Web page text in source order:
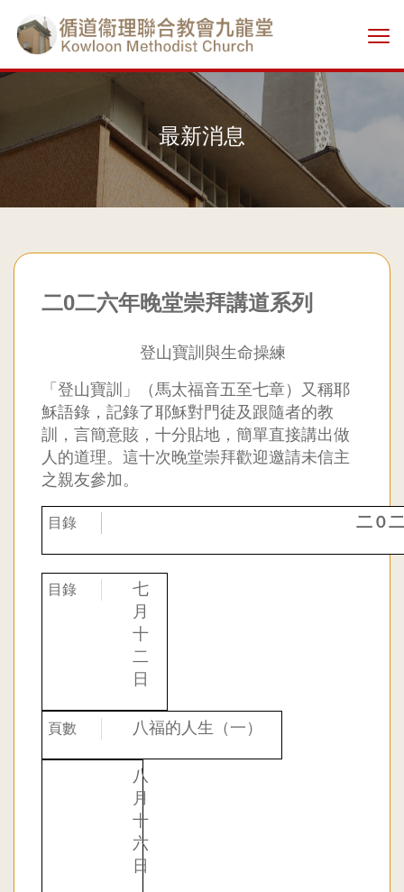
main
content
切
換
香
港
督
教
循
道
聯
合
會
堂
最新消息
二0二六年晚堂崇拜講道系列
登山寶訓與生命操練
「登山寶訓」（馬太福音五至七章）又稱耶
穌語錄，記錄了耶穌對門徒及跟隨者的教
訓，言簡意賅，十分貼地， 簡單直接講出做
人的道理。這十次晚堂崇拜歡迎邀請未信主
之親友參加。
二０
七
月
十
二
日
八福的人生（一）
八
月
十
六
日